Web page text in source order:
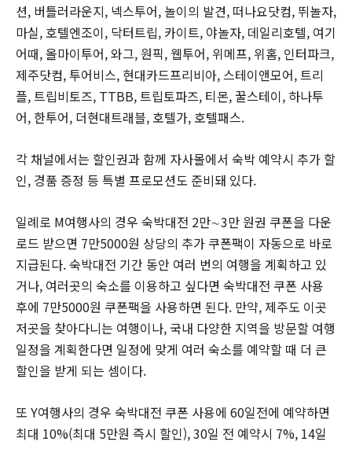
션, 버틀러라운지, 넥스투어, 놀이의 발견, 떠나요닷컴, 뛰놀자,
마실, 호텔엔조이, 닥터트립, 카이트, 야놀자, 데일리호텔, 여기
어때, 올마이투어, 와그, 원픽, 웹투어, 위메프, 위홈, 인터파크,
제주닷컴, 투어비스, 현대카드프리비아, 스테이앤모어, 트리
플, 트립비토즈, TTBB, 트립토파즈, 티몬, 꿀스테이, 하나투
어, 한투어, 더현대트래블, 호텔가, 호텔패스.
각 채널에서는 할인권과 함께 자사몰에서 숙박 예약시 추가 할
인, 경품 증정 등 특별 프로모션도 준비돼 있다.
일례로 M여행사의 경우 숙박대전 2만∼3만 원권 쿠폰을 다운
로드 받으면 7만5000원 상당의 추가 쿠폰팩이 자동으로 바로
지급된다. 숙박대전 기간 동안 여러 번의 여행을 계획하고 있
거나, 여러곳의 숙소를 이용하고 싶다면 숙박대전 쿠폰 사용
후에 7만5000원 쿠폰팩을 사용하면 된다. 만약, 제주도 이곳
저곳을 찾아다니는 여행이나, 국내 다양한 지역을 방문할 여행
일정을 계획한다면 일정에 맞게 여러 숙소를 예약할 때 더 큰
할인을 받게 되는 셈이다.
또 Y여행사의 경우 숙박대전 쿠폰 사용에 60일전에 예약하면
최대 10%(최대 5만원 즉시 할인), 30일 전 예약시 7%, 14일